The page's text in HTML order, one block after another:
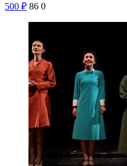
500 ₽ 86 0